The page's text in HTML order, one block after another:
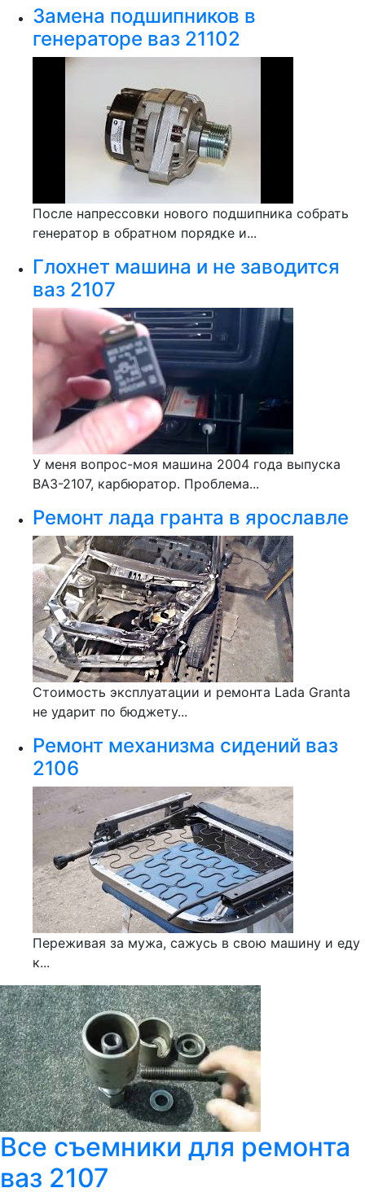
Замена подшипников в
генераторе ваз 21102
После напрессовки нового подшипника собрать
генератор в обратном порядке и...
Глохнет машина и не заводится
ваз 2107
У меня вопрос-моя машина 2004 года выпуска
ВАЗ-2107, карбюратор. Проблема...
Ремонт лада гранта в ярославле
Стоимость эксплуатации и ремонта Lada Granta
не ударит по бюджету...
Ремонт механизма сидений ваз
2106
Переживая за мужа, сажусь в свою машину и еду
к...
Все съемники для ремонта
ваз 2107